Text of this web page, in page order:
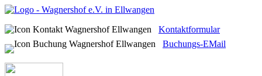
Kontaktformular
Buchungs-EMail